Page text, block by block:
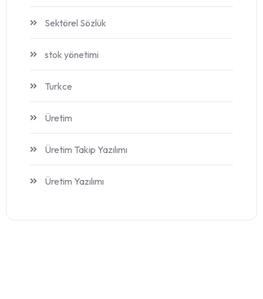
Sektörel Sözlük
stok yönetimi
Turkce
Üretim
Üretim Takip Yazılımı
Üretim Yazılımı